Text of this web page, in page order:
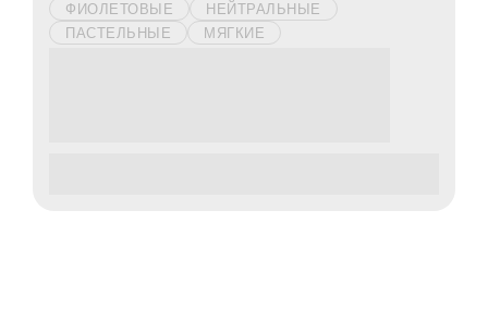
ФИОЛЕТОВЫЕ
НЕЙТРАЛЬНЫЕ
ПАСТЕЛЬНЫЕ
МЯГКИЕ